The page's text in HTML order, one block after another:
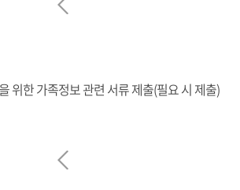
위한 가족정보 관련 서류 제출(필요 시 제출)